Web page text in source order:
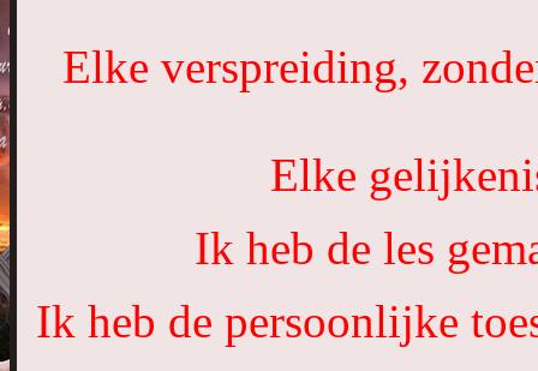
Elke verspreiding,
Elke
Ik heb de les
Ik heb de persoonlijke